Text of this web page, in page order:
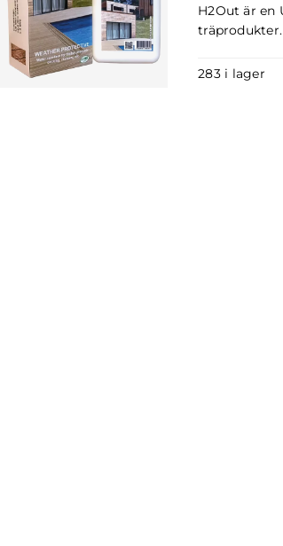
H2Out är en
träprodukter.
283 i lager